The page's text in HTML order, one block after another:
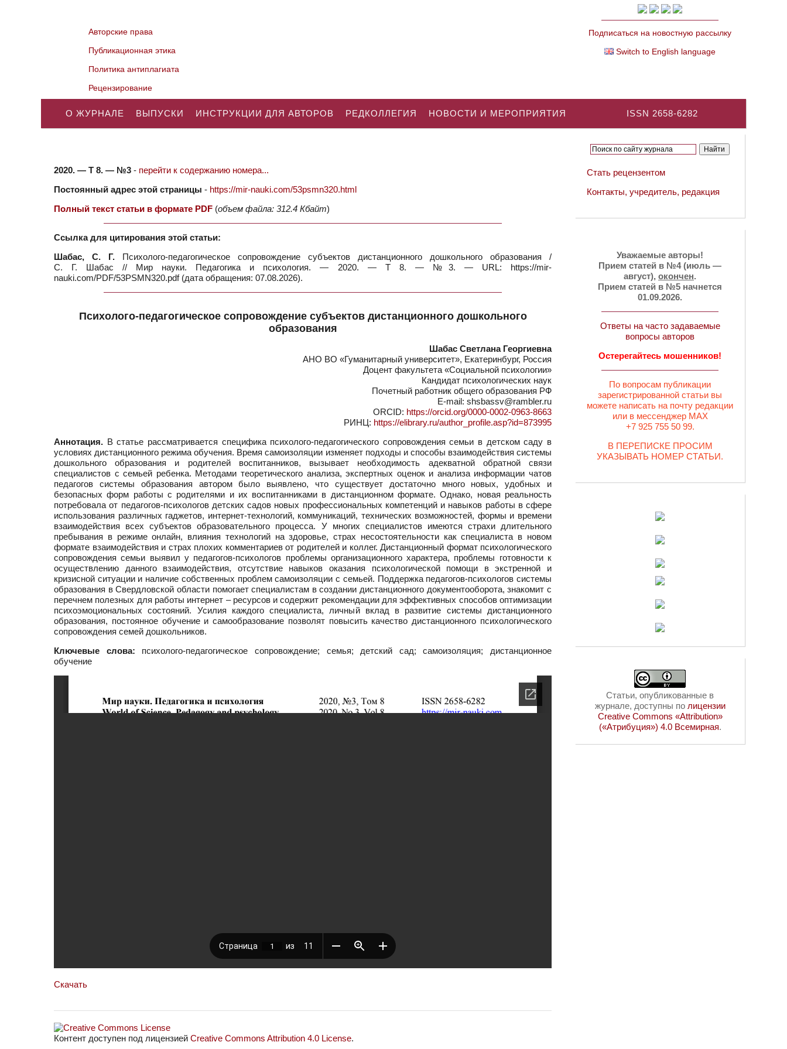
Авторские права
Публикационная этика
Политика антиплагиата
Рецензирование
Подписаться на новостную рассылку
Switch to English language
ISSN 2658-6282
О ЖУРНАЛЕ ВЫПУСКИ ИНСТРУКЦИИ ДЛЯ АВТОРОВ РЕДКОЛЛЕГИЯ НОВОСТИ И МЕРОПРИЯТИЯ
2020. — Т 8. — №3 - перейти к содержанию номера...
Постоянный адрес этой страницы - https://mir-nauki.com/53psmn320.html
Полный текст статьи в формате PDF (объем файла: 312.4 Кбайт)
Ссылка для цитирования этой статьи:
Шабас, С. Г. Психолого-педагогическое сопровождение субъектов дистанционного дошкольного образования /
С. Г. Шабас // Мир науки. Педагогика и психология. — 2020. — Т 8. — №3. — URL: https://mir-
nauki.com/PDF/53PSMN320.pdf (дата обращения: 07.08.2026).
Психолого-педагогическое сопровождение субъектов дистанционного дошкольного
образования
Шабас Светлана Георгиевна
АНО ВО «Гуманитарный университет», Екатеринбург, Россия
Доцент факультета «Социальной психологии»
Кандидат психологических наук
Почетный работник общего образования РФ
E-mail: shsbassv@rambler.ru
ORCID: https://orcid.org/0000-0002-0963-8663
РИНЦ: https://elibrary.ru/author_profile.asp?id=873995
Аннотация. В статье рассматривается специфика психолого-педагогического сопровождения семьи в детском саду в
условиях дистанционного режима обучения. Время самоизоляции изменяет подходы и способы взаимодействия системы
дошкольного образования и родителей воспитанников, вызывает необходимость адекватной обратной связи
специалистов с семьей ребенка. Методами теоретического анализа, экспертных оценок и анализа информации чатов
педагогов системы образования автором было выявлено, что существует достаточно много новых, удобных и
безопасных форм работы с родителями и их воспитанниками в дистанционном формате. Однако, новая реальность
потребовала от педагогов-психологов детских садов новых профессиональных компетенций и навыков работы в сфере
использования различных гаджетов, интернет-технологий, коммуникаций, технических возможностей, формы и времени
взаимодействия всех субъектов образовательного процесса. У многих специалистов имеются страхи длительного
пребывания в режиме онлайн, влияния технологий на здоровье, страх несостоятельности как специалиста в новом
формате взаимодействия и страх плохих комментариев от родителей и коллег. Дистанционный формат психологического
сопровождения семьи выявил у педагогов-психологов проблемы организационного характера, проблемы готовности к
осуществлению данного взаимодействия, отсутствие навыков оказания психологической помощи в экстренной и
кризисной ситуации и наличие собственных проблем самоизоляции с семьей. Поддержка педагогов-психологов системы
образования в Свердловской области помогает специалистам в создании дистанционного документооборота, знакомит с
перечнем полезных для работы интернет – ресурсов и содержит рекомендации для эффективных способов оптимизации
психоэмоциональных состояний. Усилия каждого специалиста, личный вклад в развитие системы дистанционного
образования, постоянное обучение и самообразование позволят повысить качество дистанционного психологического
сопровождения семей дошкольников.
Ключевые слова: психолого-педагогическое сопровождение; семья; детский сад; самоизоляция; дистанционное
обучение
Скачать
Контент доступен под лицензией Creative Commons Attribution 4.0 License.
Стать рецензентом
Контакты, учредитель, редакция
Уважаемые авторы!
Прием статей в №4 (июль —
август), окончен.
Прием статей в №5 начнется
01.09.2026.
Ответы на часто задаваемые
вопросы авторов
Остерегайтесь мошенников!
По вопросам публикации
зарегистрированной статьи вы
можете написать на почту редакции
или в мессенджер MAX
+7 925 755 50 99.
В ПЕРЕПИСКЕ ПРОСИМ
УКАЗЫВАТЬ НОМЕР СТАТЬИ.
Статьи, опубликованные в
журнале, доступны по лицензии
Creative Commons «Attribution»
(«Атрибуция») 4.0 Всемирная.